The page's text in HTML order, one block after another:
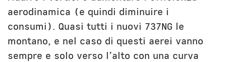
aerodinamica (e quindi diminuire i
consumi). Quasi tutti i nuovi 737NG le
montano, e nel caso di questi aerei vanno
sempre e solo verso l’alto con una curva